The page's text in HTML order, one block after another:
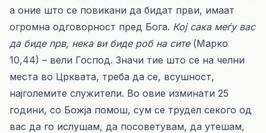
а оние што се повикани да бидат први, имаат
огромна одговорност пред Бога. Кој сака меѓу вас
да биде прв, нека ви биде роб на сите (Марко
10,44) – вели Господ. Значи тие што се на челни
места во Црквата, треба да се, всушност,
најголемите служители. Во овие изминати 25
години, со Божја помош, сум се трудел секого од
вас да го ислушам, да посоветувам, да утешам,